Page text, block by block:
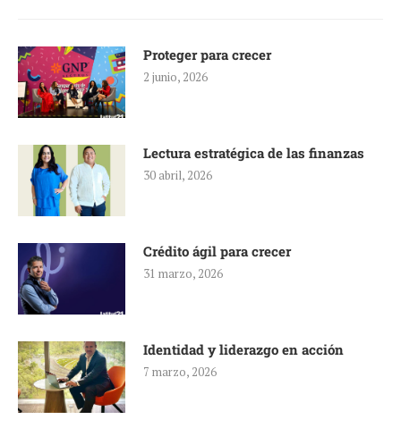
Proteger para crecer
2 junio, 2026
Lectura estratégica de las finanzas
30 abril, 2026
Crédito ágil para crecer
31 marzo, 2026
Identidad y liderazgo en acción
7 marzo, 2026